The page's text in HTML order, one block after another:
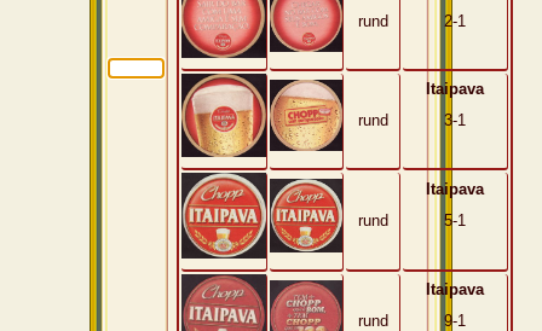
rund
2-1
rund
Itaipava
3-1
rund
Itaipava
5-1
rund
Itaipava
9-1